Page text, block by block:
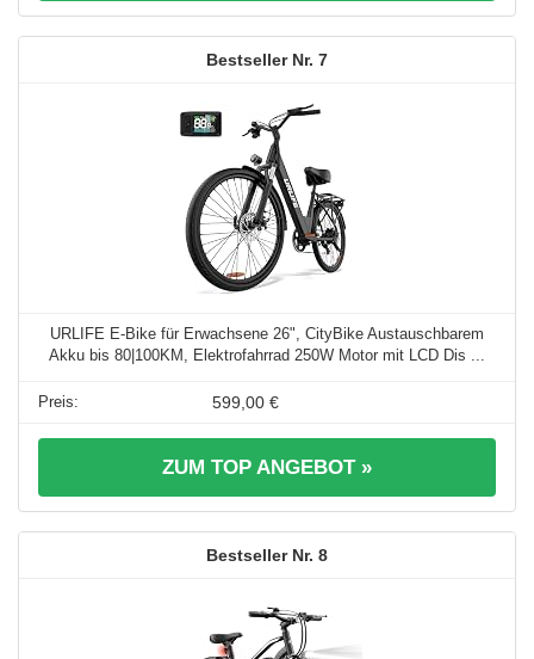
7
URLIFE E-Bike für Erwachsene 26", CityBike Austauschbarem
Akku bis 80|100KM, Elektrofahrrad 250W Motor mit LCD Dis ...
599,00 €
ZUM TOP ANGEBOT »
8